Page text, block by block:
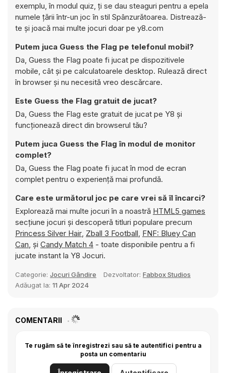
exemplu, în modul quiz, ți se dau steaguri pentru a epela
numele țării într-un joc în stil Spânzurătoarea. Distrează-
te și joacă mai multe jocuri doar pe y8.com
Putem juca Guess the Flag pe telefonul mobil?
Da, Guess the Flag poate fi jucat pe dispozitivele
mobile, cât și pe calculatoarele desktop. Rulează direct
în browser și nu necesită vreo descărcare.
Este Guess the Flag gratuit de jucat?
Da, Guess the Flag este gratuit de jucat pe Y8 și
funcționează direct din browserul tău?
Putem juca Guess the Flag în modul de monitor
complet?
Da, Guess the Flag poate fi jucat în mod de ecran
complet pentru o experiență mai profundă.
Care este următorul joc pe care vrei să îl încarci?
Explorează mai multe jocuri în a noastră HTML5 games
secțiune jocuri și descoperă titluri populare precum
Princess Silver Hair, Zball 3 Football, FNF: Bluey Can
Can, și Candy Match 4 - toate disponibile pentru a fi
jucate instant la Y8 Jocuri.
Categorie: Jocuri Gândire Dezvoltator: Fabbox Studios
Adăugat la: 11 Apr 2024
COMENTARII
Te rugăm să te înregistrezi sau să te autentifici pentru a
posta un comentariu